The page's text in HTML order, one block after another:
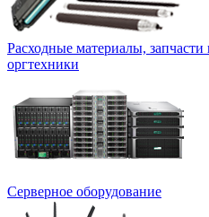
Расходные материалы,
оргтехники
Серверное оборудование